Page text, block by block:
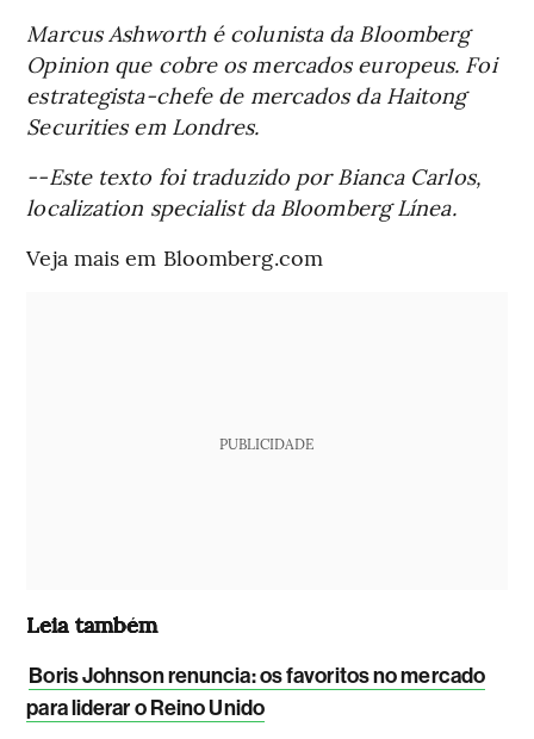
Marcus Ashworth é colunista da Bloomberg
Opinion que cobre os mercados europeus. Foi
estrategista-chefe de mercados da Haitong
Securities em Londres.
--Este texto foi traduzido por Bianca Carlos,
localization specialist da Bloomberg Línea.
Veja mais em Bloomberg.com
PUBLICIDADE
Leia também
Boris Johnson renuncia: os favoritos no mercado
para liderar o Reino Unido